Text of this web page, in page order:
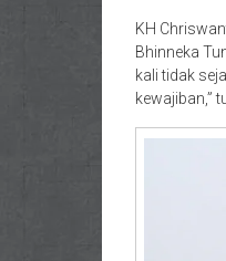
KH
Bhinneka
kali tidak
kewajiban,”